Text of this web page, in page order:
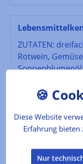
ZUTATEN:
Rotwein,
Bewertungen
Kunden kauften
Diese Website
Erfahrung bieten
Nur